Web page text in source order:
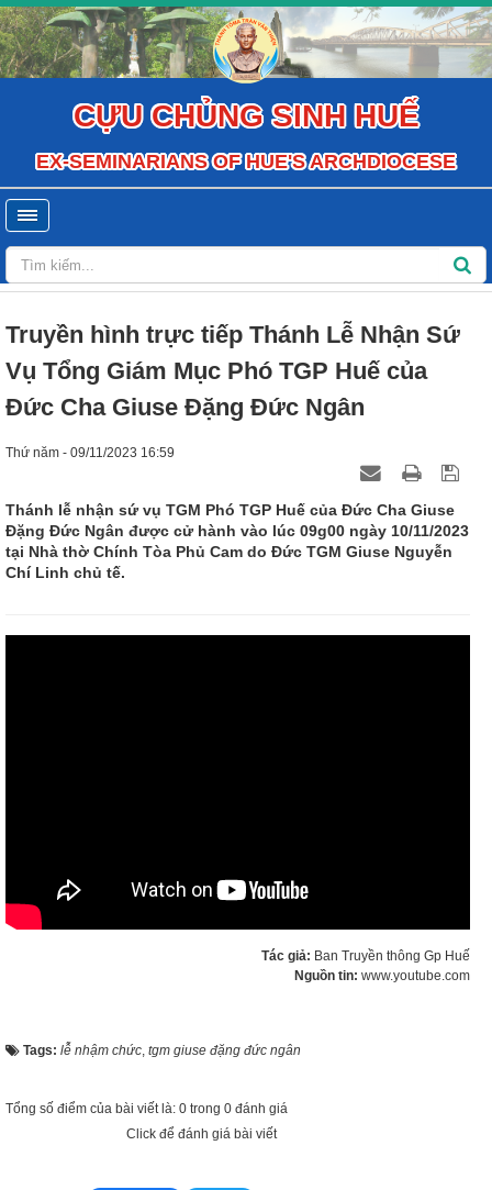
CỰU CHỦNG SINH HUẾ
EX-SEMINARIANS OF HUE'S ARCHDIOCESE
Truyền hình trực tiếp Thánh Lễ Nhận Sứ
Vụ Tổng Giám Mục Phó TGP Huế của
Đức Cha Giuse Đặng Đức Ngân
Thứ năm - 09/11/2023 16:59
Thánh lễ nhận sứ vụ TGM Phó TGP Huế của Đức Cha Giuse
Đặng Đức Ngân được cử hành vào lúc 09g00 ngày 10/11/2023
tại Nhà thờ Chính Tòa Phủ Cam do Đức TGM Giuse Nguyễn
Chí Linh chủ tế.
Tác giả: Ban Truyền thông Gp Huế
Nguồn tin: www.youtube.com
Tags: lễ nhậm chức, tgm giuse đặng đức ngân
Tổng số điểm của bài viết là: 0 trong 0 đánh giá
Click để đánh giá bài viết